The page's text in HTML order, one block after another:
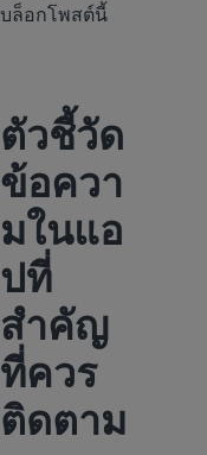
บล็อกโพสต์นี้
ตัวชี้วัด
ข้อควา
มในแอ
ปที่
สำคัญ
ที่ควร
ติดตาม